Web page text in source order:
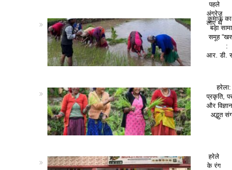
पहले
अंग्रेज़
लाए थे
कुमाऊं
बड़ा
समूह
:
आर. डी.
हरेला:
प्रकृति,
और
अद्भुत
हरेले
के रंग